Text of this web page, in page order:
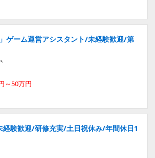
ゲーム運営アシスタント/未経験歓迎/第
～50万円
経験歓迎/研修充実/土日祝休み/年間休日1